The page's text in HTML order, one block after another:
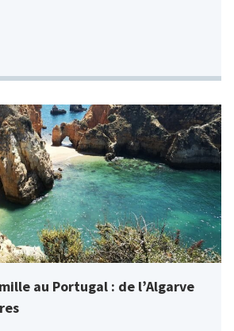
au Portugal : de l’Algarve